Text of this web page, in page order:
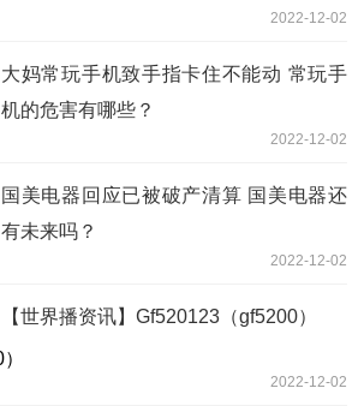
2022-12-02
大妈常玩手机致手指卡住不能动 常玩手
机的危害有哪些？
2022-12-02
国美电器回应已被破产清算 国美电器还
有未来吗？
2022-12-02
【世界播资讯】Gf520123（gf5200）
2022-12-02